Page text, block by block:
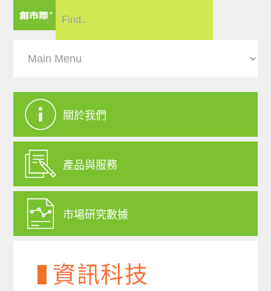
關於我們
產品與服務
市場研究數據
資訊科技